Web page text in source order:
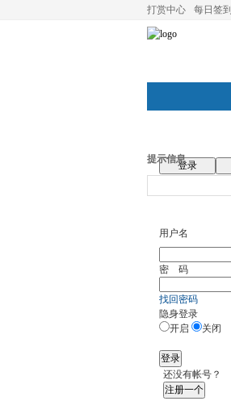
打赏中心 每日签到
论坛首页
登录
提示信息
用户名
密 码
找回密码
隐身登录
开启
关闭
登录
还没有帐号？
注册一个